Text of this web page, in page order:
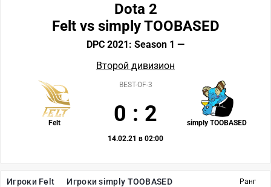
Ранг
Игроки Felt Игроки simply TOOBASED
Dota 2
Felt vs simply TOOBASED
DPC 2021: Season 1 —
Второй дивизион
Felt simply TOOBASED
BEST-OF-3
0 : 2
14.02.21 в 02:00